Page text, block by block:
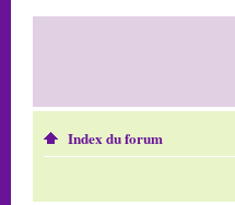
Index du forum